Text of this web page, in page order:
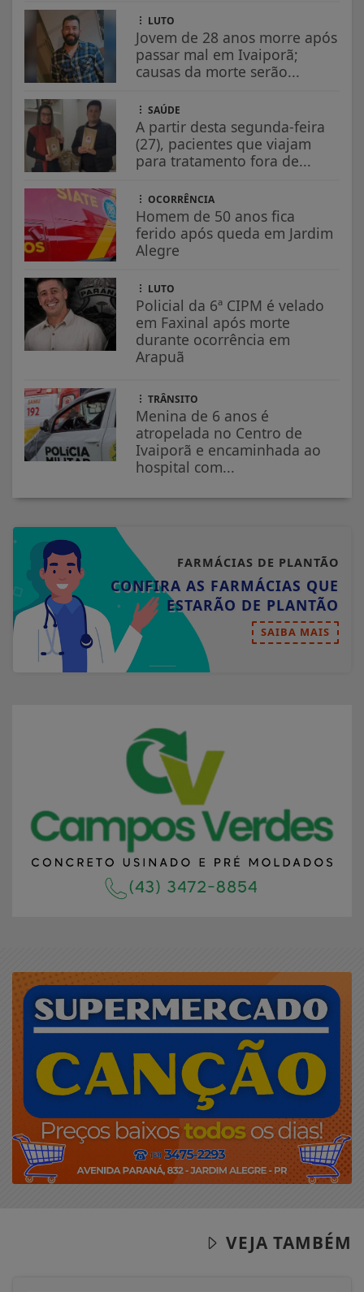
LUTO
Jovem de 28 anos morre após
passar mal em Ivaiporã;
causas da morte serão...
SAÚDE
A partir desta segunda-feira
(27), pacientes que viajam
para tratamento fora de...
OCORRÊNCIA
Homem de 50 anos fica
ferido após queda em Jardim
Alegre
LUTO
Policial da 6ª CIPM é velado
em Faxinal após morte
durante ocorrência em
Arapuã
TRÂNSITO
Menina de 6 anos é
atropelada no Centro de
Ivaiporã e encaminhada ao
hospital com...
FARMÁCIAS DE PLANTÃO
CONFIRA AS FARMÁCIAS QUE
ESTARÃO DE PLANTÃO
SAIBA MAIS
VEJA TAMBÉM